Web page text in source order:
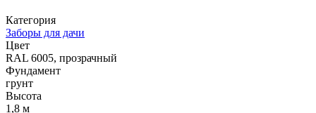
Категория
Заборы для дачи
Цвет
RAL 6005, прозрачный
Фундамент
грунт
Высота
1,8 м